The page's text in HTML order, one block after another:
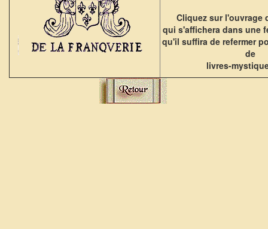
Cliquez sur l'ouvrage
qui s'affichera dans une
qu'il suffira de refermer
de
livres-